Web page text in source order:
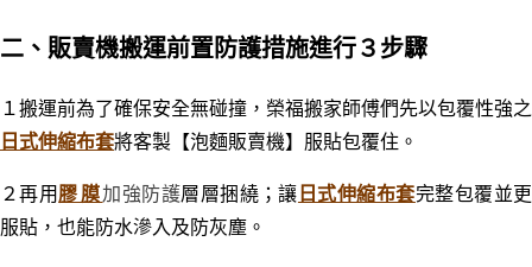
二 、販賣機搬運前置防護措施進行３步驟
１搬運前為了確保安全無碰撞，榮福搬家師傅們先以包覆性強之
日式伸縮布套將客製 【泡麵販賣機】 服貼包覆住。
２再用 膠膜加強防護層層捆繞；讓 日式伸縮布套完整包覆並更
服貼，也能防水滲入及 防灰塵。